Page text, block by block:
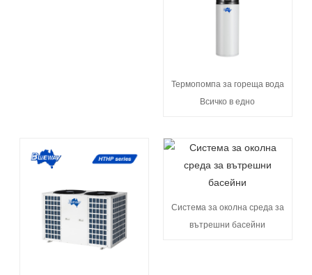
Термопомпа за гореща вода
Всичко в едно
Система за околна среда за
вътрешни басейни